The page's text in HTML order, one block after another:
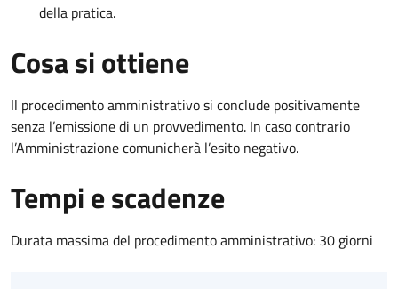
della pratica.
Cosa si ottiene
Il procedimento amministrativo si conclude positivamente
senza l’emissione di un provvedimento. In caso contrario
l’Amministrazione comunicherà l’esito negativo.
Tempi e scadenze
Durata massima del procedimento amministrativo: 30 giorni